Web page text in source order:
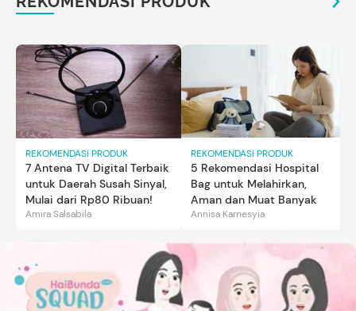
REKOMENDASI PRODUK
7 Antena TV Digital Terbaik
untuk Daerah Susah Sinyal,
Mulai dari Rp80 Ribuan!
Amira Salsabila
REKOMENDASI PRODUK
5 Rekomendasi Hospital
Bag untuk Melahirkan,
Aman dan Muat Banyak
Annisa Karnesyia